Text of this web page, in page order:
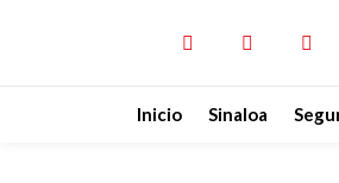
Inicio Sinaloa